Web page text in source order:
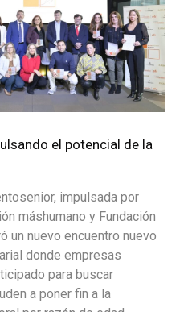
el potencial de la
impulsada por
máshumano y Fundación
un nuevo encuentro nuevo
donde empresas
para buscar
a poner fin a la